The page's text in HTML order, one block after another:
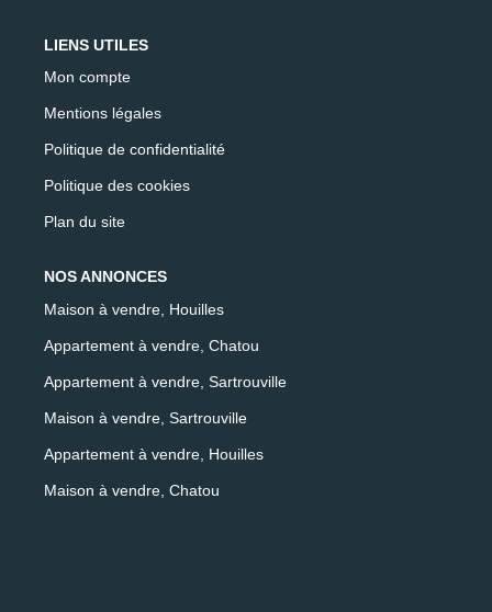
LIENS UTILES
Mon compte
Mentions légales
Politique de confidentialité
Politique des cookies
Plan du site
NOS ANNONCES
Maison à vendre, Houilles
Appartement à vendre, Chatou
Appartement à vendre, Sartrouville
Maison à vendre, Sartrouville
Appartement à vendre, Houilles
Maison à vendre, Chatou